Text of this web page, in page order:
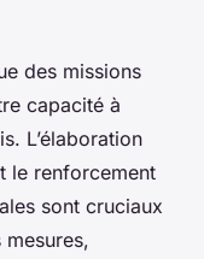
des missions
capacité à
L’élaboration
le renforcement
sont cruciaux